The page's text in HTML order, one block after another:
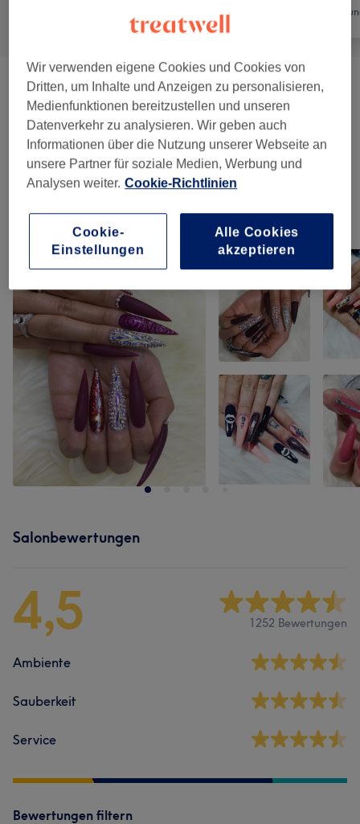
Maniküre & Pediküre (12) ab 10 €
Nagelmodellagen (6) ab 25 €
Nageldesign (1) ab 0,50 €
Unsere Arbeit
Bild anklicken für weitere Details
Salonbewertungen
4,5 1252 Bewertungen
Ambiente
Sauberkeit
Service
Bewertungen filtern
Wir verwenden eigene Cookies und Cookies von
Dritten, um Inhalte und Anzeigen zu personalisieren,
Medienfunktionen bereitzustellen und unseren
Datenverkehr zu analysieren. Wir geben auch
Informationen über die Nutzung unserer Webseite an
unsere Partner für soziale Medien, Werbung und
Analysen weiter. Cookie-Richtlinien
Cookie-
Einstellungen
Alle Cookies
akzeptieren